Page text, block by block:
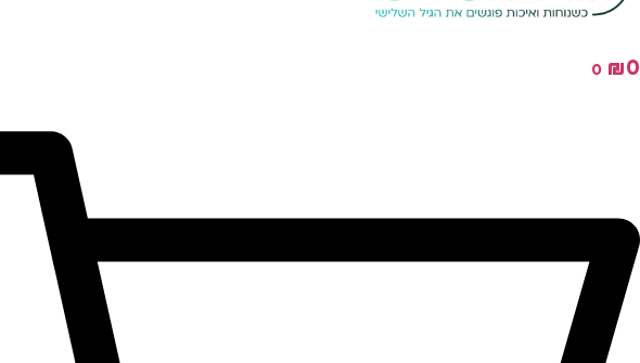
₪0
0